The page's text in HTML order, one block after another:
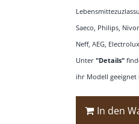
Saeco, Philips,
Neff, AEG,
Unter "Details"
ihr Modell geeignet
In den